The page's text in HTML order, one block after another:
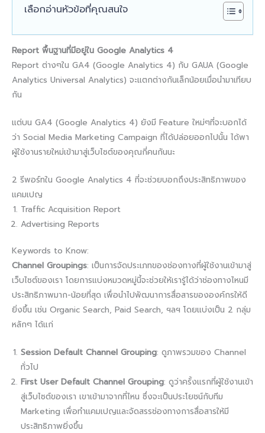
เลือกอ่านหัวข้อที่คุณสนใจ
Report พื้นฐานที่มีอยู่ใน Google Analytics 4
Report ต่างๆใน GA4 (Google Analytics 4) กับ GAUA (Google
Analytics Universal Analytics) จะแตกต่างกันเล็กน้อยเมื่อนำมาเทียบ
กัน
แต่บน GA4 (Google Analytics 4) ยังมี Feature ใหม่ๆที่จะบอกได้
ว่า Social Media Marketing Campaign ที่ได้ปล่อยออกไปนั้น ได้พา
ผู้ใช้งานรายใหม่เข้ามาสู่เว็บไซต์ของคุณกี่คนกันนะ
2 รีพอร์ทใน Google Analytics 4 ที่จะช่วยบอกถึงประสิทธิภาพของ
แคมเปญ
Traffic Acquisition Report
Advertising Reports
Keywords to Know:
Channel Groupings: เป็นการจัดประเภทของช่องทางที่ผู้ใช้งานเข้ามาสู่
เว็บไซต์ของเรา โดยการแบ่งหมวดหมู่นี้จะช่วยให้เรารู้ได้ว่าช่องทางไหนมี
ประสิทธิภาพมาก-น้อยที่สุด เพื่อนำไปพัฒนาการสื่อสารขององค์กรให้ดี
ยิ่งขึ้น เช่น Organic Search, Paid Search, ฯลฯ โดยแบ่งเป็น 2 กลุ่ม
หลักๆ ได้แก่
Session Default Channel Grouping: ดูภาพรวมของ Channel
ทั่วไป
First User Default Channel Grouping: ดูว่าครั้งแรกที่ผู้ใช้งานเข้า
สู่เว็บไซต์ของเรา เขาเข้ามาจากที่ไหน ซึ่งจะเป็นประโยชน์กับทีม
Marketing เพื่อทำแคมเปญและจัดสรรช่องทางการสื่อสารให้มี
ประสิทธิภาพยิ่งขึ้น